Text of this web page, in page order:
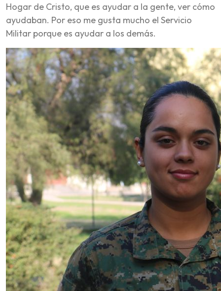
Hogar de Cristo, que es ayudar a la gente, ver cómo
ayudaban. Por eso me gusta mucho el Servicio
Militar porque es ayudar a los demás.